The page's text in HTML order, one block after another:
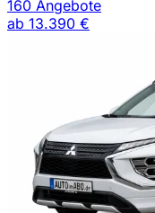
160 Angebote
ab 13.390 €